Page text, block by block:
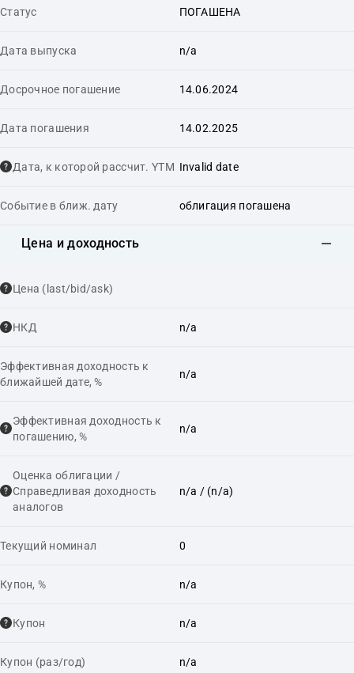
Статус ПОГАШЕНА
Дата выпуска n/a
Досрочное погашение 14.06.2024
Дата погашения 14.02.2025
Дата, к которой рассчит. YTM Invalid date
Событие в ближ. дату облигация погашена
Цена и доходность
Цена (last/bid/ask)
НКД n/a
Эффективная доходность к
ближайшей дате, %
n/a
Эффективная доходность к
погашению, %
n/a
Оценка облигации /
Справедливая доходность
аналогов
n/a / (n/a)
Текущий номинал 0
Купон, % n/a
Купон n/a
Купон (раз/год) n/a